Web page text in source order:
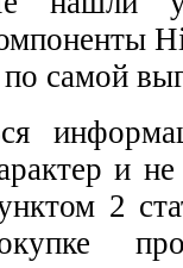
самой
и
2